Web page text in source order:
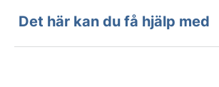
Det här kan du få hjälp med